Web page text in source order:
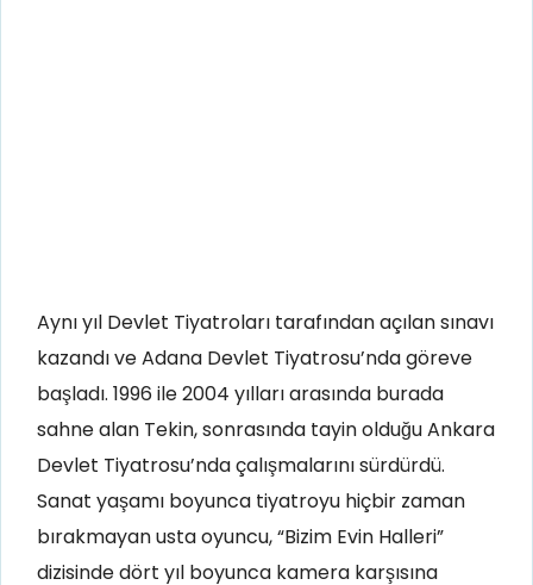
Aynı yıl Devlet Tiyatroları tarafından açılan sınavı
kazandı ve Adana Devlet Tiyatrosu’nda göreve
başladı. 1996 ile 2004 yılları arasında burada
sahne alan Tekin, sonrasında tayin olduğu Ankara
Devlet Tiyatrosu’nda çalışmalarını sürdürdü.
Sanat yaşamı boyunca tiyatroyu hiçbir zaman
bırakmayan usta oyuncu, “Bizim Evin Halleri”
dizisinde dört yıl boyunca kamera karşısına